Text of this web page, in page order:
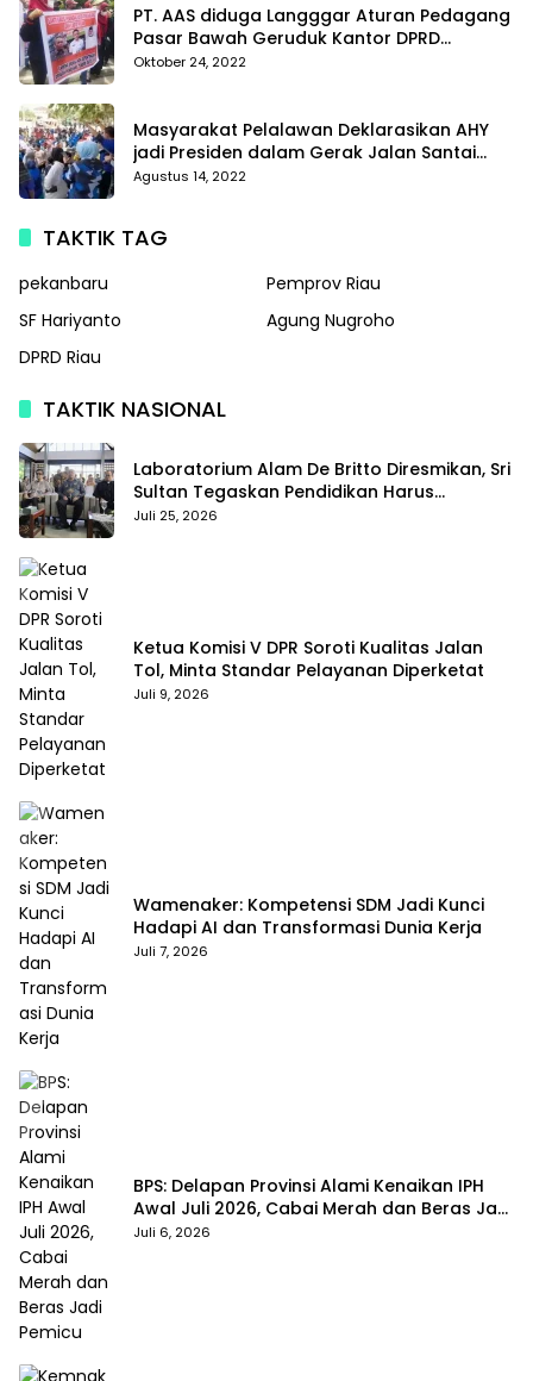
PT. AAS diduga Langggar Aturan Pedagang
Pasar Bawah Geruduk Kantor DPRD
Pekanbaru
Oktober 24, 2022
Masyarakat Pelalawan Deklarasikan AHY
jadi Presiden dalam Gerak Jalan Santai
Partai Demokrat
Agustus 14, 2022
TAKTIK TAG
pekanbaru
Pemprov Riau
SF Hariyanto
Agung Nugroho
DPRD Riau
TAKTIK NASIONAL
Laboratorium Alam De Britto Diresmikan, Sri
Sultan Tegaskan Pendidikan Harus
Membentuk Karakter
Juli 25, 2026
Ketua Komisi V DPR Soroti Kualitas Jalan
Tol, Minta Standar Pelayanan Diperketat
Juli 9, 2026
Wamenaker: Kompetensi SDM Jadi Kunci
Hadapi AI dan Transformasi Dunia Kerja
Juli 7, 2026
BPS: Delapan Provinsi Alami Kenaikan IPH
Awal Juli 2026, Cabai Merah dan Beras Jadi
Pemicu
Juli 6, 2026